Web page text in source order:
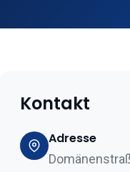
Kontakt
Adresse